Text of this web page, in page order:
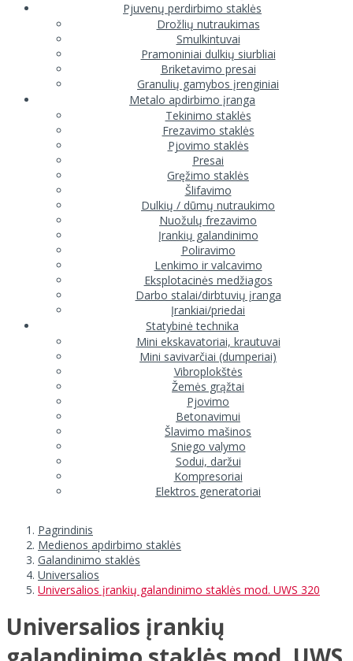
Pjuvenų perdirbimo staklės
Drožlių nutraukimas
Smulkintuvai
Pramoniniai dulkių siurbliai
Briketavimo presai
Granulių gamybos įrenginiai
Metalo apdirbimo įranga
Tekinimo staklės
Frezavimo staklės
Pjovimo staklės
Presai
Gręžimo staklės
Šlifavimo
Dulkių / dūmų nutraukimo
Nuožulų frezavimo
Įrankių galandinimo
Poliravimo
Lenkimo ir valcavimo
Eksplotacinės medžiagos
Darbo stalai/dirbtuvių įranga
Įrankiai/priedai
Statybinė technika
Mini ekskavatoriai, krautuvai
Mini savivarčiai (dumperiai)
Vibroplokštės
Žemės grąžtai
Pjovimo
Betonavimui
Šlavimo mašinos
Sniego valymo
Sodui, daržui
Kompresoriai
Elektros generatoriai
Pagrindinis
Medienos apdirbimo staklės
Galandinimo staklės
Universalios
Universalios įrankių galandinimo staklės mod. UWS 320
Universalios įrankių